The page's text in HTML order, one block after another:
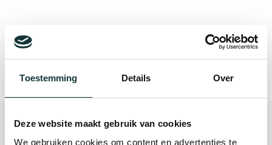
Toestemming Details Over
Deze website maakt gebruik van cookies
We gebruiken cookies om content en advertenties te
Bekijk alle blogberichten